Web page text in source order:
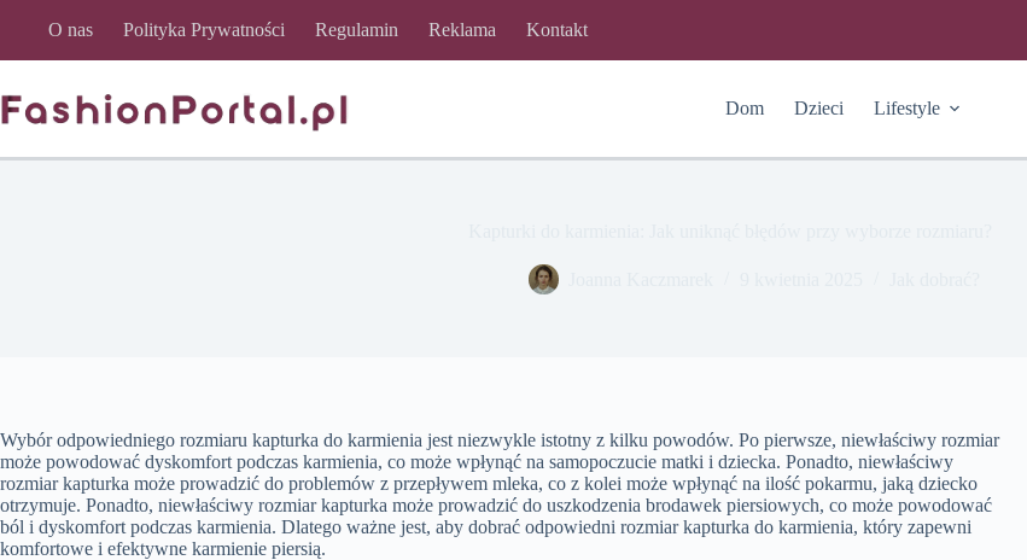
O nas Polityka Prywatności Regulamin Reklama Kontakt
Dom Dzieci Lifestyle
Wybór odpowiedniego rozmiaru kapturka do karmienia jest niezwykle istotny z kilku powodów. Po pierwsze, niewłaściwy rozmiar
może powodować dyskomfort podczas karmienia, co może wpłynąć na samopoczucie matki i dziecka. Ponadto, niewłaściwy
rozmiar kapturka może prowadzić do problemów z przepływem mleka, co z kolei może wpłynąć na ilość pokarmu, jaką dziecko
otrzymuje. Ponadto, niewłaściwy rozmiar kapturka może prowadzić do uszkodzenia brodawek piersiowych, co może powodować
ból i dyskomfort podczas karmienia. Dlatego ważne jest, aby dobrać odpowiedni rozmiar kapturka do karmienia, który zapewni
komfortowe i efektywne karmienie piersią.